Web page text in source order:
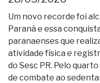
Um novo recorde foi
Paraná e essa
paranaenses que
atividade física e
do Sesc PR. Pelo
de combate ao